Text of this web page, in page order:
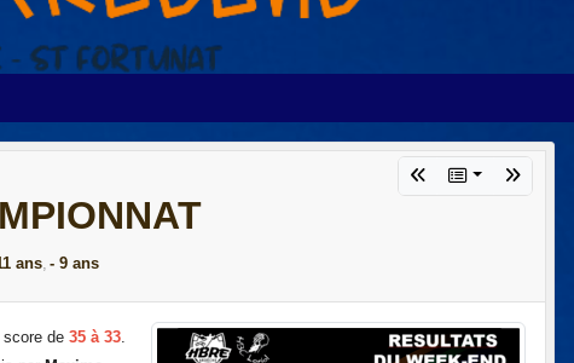
ans - 9 ans
de 35 à 33